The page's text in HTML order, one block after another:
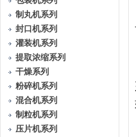
制丸机系列
封口机系列
灌装机系列
提取浓缩系列
干燥系列
粉碎机系列
混合机系列
制粒机系列
压片机系列